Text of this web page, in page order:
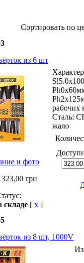
Cортировать по
из 6 шт
и фото
323,00грн
складе[ x]
рабочих
Сталь:
жало
из 8 шт, 1000V